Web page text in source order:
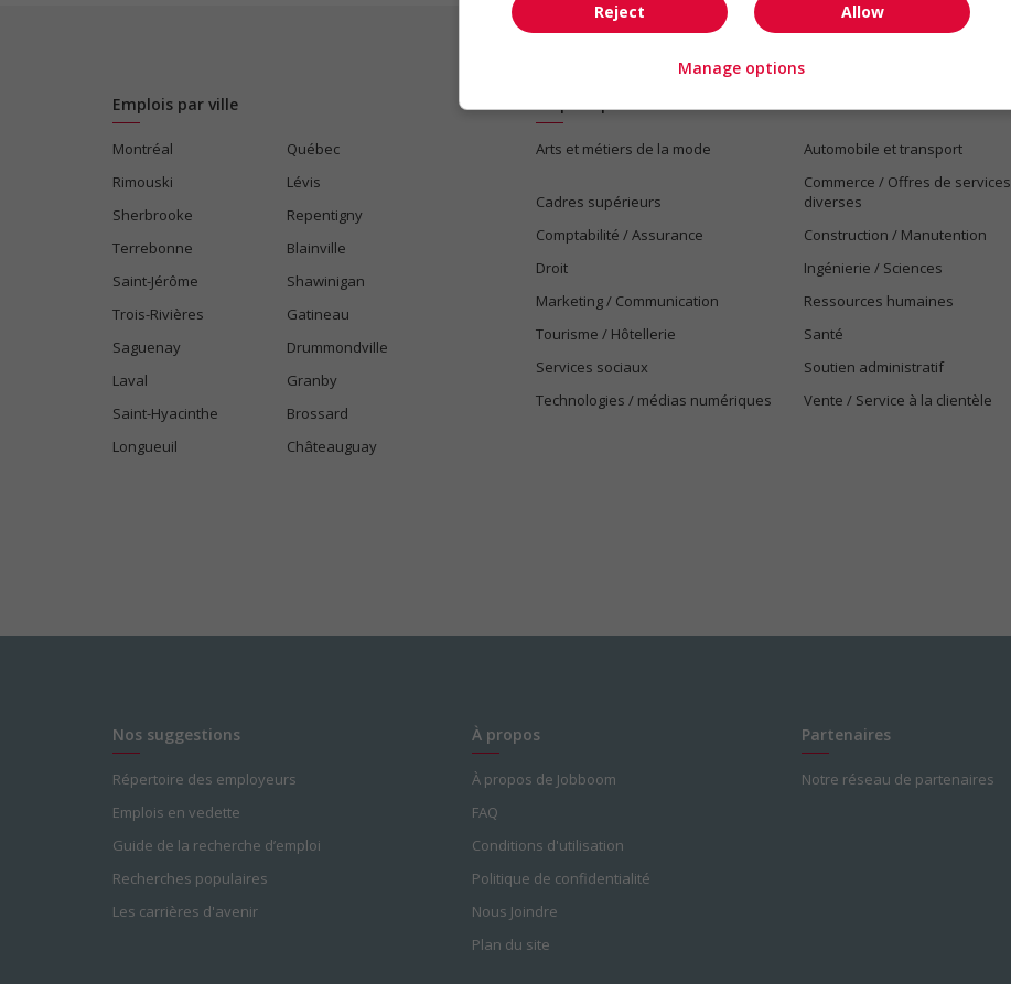
Emplois par ville
Montréal
Québec
Rimouski
Lévis
Sherbrooke
Repentigny
Terrebonne
Blainville
Saint-Jérôme
Shawinigan
Trois-Rivières
Gatineau
Saguenay
Drummondville
Laval
Granby
Saint-Hyacinthe
Brossard
Longueuil
Châteauguay
Arts et métiers de la mode Automobile et transport
Cadres supérieurs
Commerce / Offres de services
diverses
Comptabilité / Assurance
Construction / Manutention
Droit
Ingénierie / Sciences
Marketing / Communication
Ressources humaines
Tourisme / Hôtellerie
Santé
Services sociaux
Soutien administratif
Technologies / médias numériques
Vente / Service à la clientèle
Nos suggestions
Répertoire des employeurs
Emplois en vedette
Guide de la recherche d’emploi
Recherches populaires
Les carrières d'avenir
À propos
À propos de Jobboom
FAQ
Conditions d'utilisation
Politique de confidentialité
Nous Joindre
Plan du site
Partenaires
Notre réseau de partenaires
Allow
Reject
Manage options